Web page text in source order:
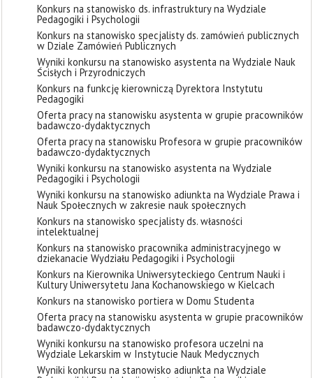
Konkurs na stanowisko ds. infrastruktury na Wydziale
Pedagogiki i Psychologii
Konkurs na stanowisko specjalisty ds. zamówień publicznych
w Dziale Zamówień Publicznych
Wyniki konkursu na stanowisko asystenta na Wydziale Nauk
Ścisłych i Przyrodniczych
Konkurs na funkcję kierowniczą Dyrektora Instytutu
Pedagogiki
Oferta pracy na stanowisku asystenta w grupie pracowników
badawczo-dydaktycznych
Oferta pracy na stanowisku Profesora w grupie pracowników
badawczo-dydaktycznych
Wyniki konkursu na stanowisko asystenta na Wydziale
Pedagogiki i Psychologii
Wyniki konkursu na stanowisko adiunkta na Wydziale Prawa i
Nauk Społecznych w zakresie nauk społecznych
Konkurs na stanowisko specjalisty ds. własności
intelektualnej
Konkurs na stanowisko pracownika administracyjnego w
dziekanacie Wydziału Pedagogiki i Psychologii
Konkurs na Kierownika Uniwersyteckiego Centrum Nauki i
Kultury Uniwersytetu Jana Kochanowskiego w Kielcach
Konkurs na stanowisko portiera w Domu Studenta
Oferta pracy na stanowisku asystenta w grupie pracowników
badawczo-dydaktycznych
Wyniki konkursu na stanowisko profesora uczelni na
Wydziale Lekarskim w Instytucie Nauk Medycznych
Wyniki konkursu na stanowisko adiunkta na Wydziale